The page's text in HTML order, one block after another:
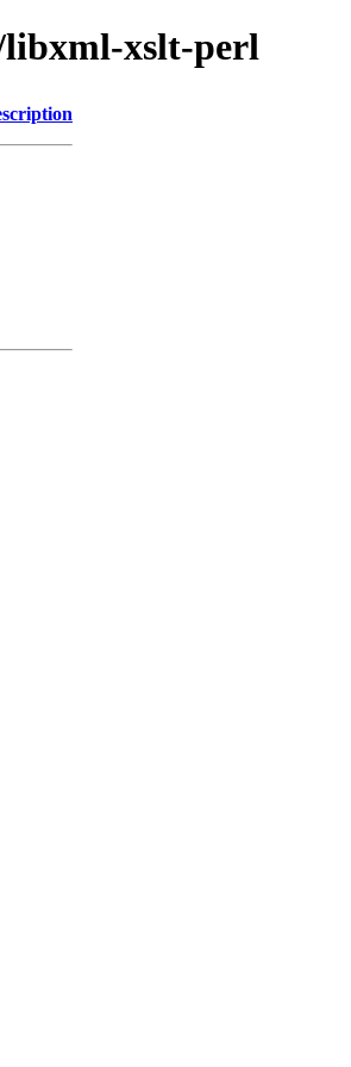
libxml-xslt-perl